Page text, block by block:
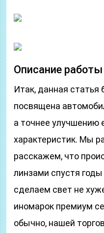
Описание работы
Итак, данная статья
посвящена
а точнее улучшению
характеристик. Мы
расскажем, что
линзами спустя годы
сделаем свет не
иномарок премиум
обычно, нашей